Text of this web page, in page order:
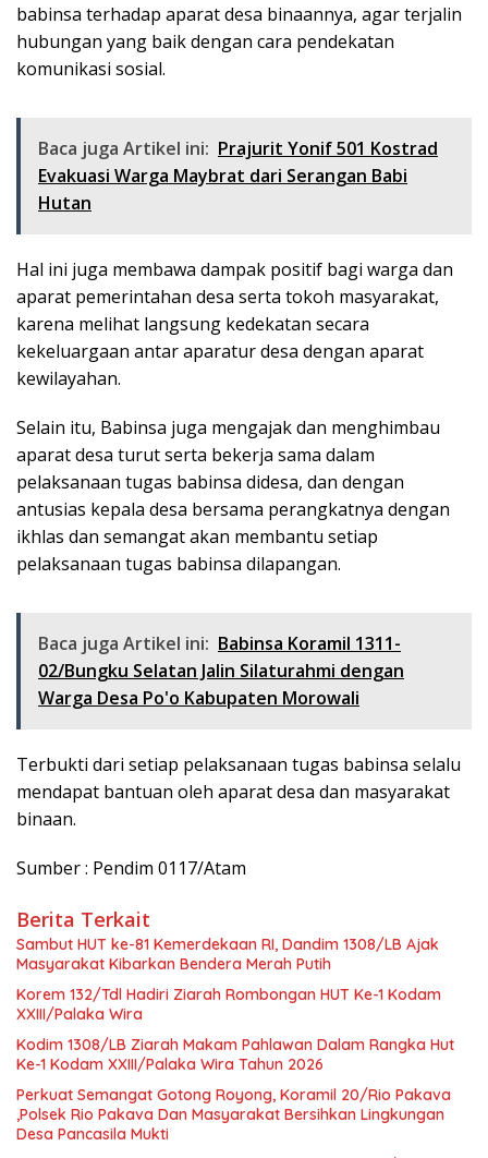
babinsa terhadap aparat desa binaannya, agar terjalin
hubungan yang baik dengan cara pendekatan
komunikasi sosial.
Baca juga Artikel ini: Prajurit Yonif 501 Kostrad
Evakuasi Warga Maybrat dari Serangan Babi
Hutan
Hal ini juga membawa dampak positif bagi warga dan
aparat pemerintahan desa serta tokoh masyarakat,
karena melihat langsung kedekatan secara
kekeluargaan antar aparatur desa dengan aparat
kewilayahan.
Selain itu, Babinsa juga mengajak dan menghimbau
aparat desa turut serta bekerja sama dalam
pelaksanaan tugas babinsa didesa, dan dengan
antusias kepala desa bersama perangkatnya dengan
ikhlas dan semangat akan membantu setiap
pelaksanaan tugas babinsa dilapangan.
Baca juga Artikel ini: Babinsa Koramil 1311-
02/Bungku Selatan Jalin Silaturahmi dengan
Warga Desa Po'o Kabupaten Morowali
Terbukti dari setiap pelaksanaan tugas babinsa selalu
mendapat bantuan oleh aparat desa dan masyarakat
binaan.
Sumber : Pendim 0117/Atam
Berita Terkait
Sambut HUT ke-81 Kemerdekaan RI, Dandim 1308/LB Ajak
Masyarakat Kibarkan Bendera Merah Putih
Korem 132/Tdl Hadiri Ziarah Rombongan HUT Ke-1 Kodam
XXIII/Palaka Wira
Kodim 1308/LB Ziarah Makam Pahlawan Dalam Rangka Hut
Ke-1 Kodam XXIII/Palaka Wira Tahun 2026
Perkuat Semangat Gotong Royong, Koramil 20/Rio Pakava
,Polsek Rio Pakava Dan Masyarakat Bersihkan Lingkungan
Desa Pancasila Mukti